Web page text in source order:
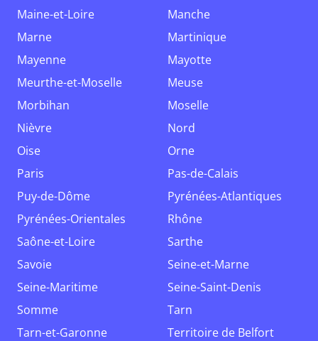
Maine-et-Loire
Manche
Marne
Martinique
Mayenne
Mayotte
Meurthe-et-Moselle
Meuse
Morbihan
Moselle
Nièvre
Nord
Oise
Orne
Paris
Pas-de-Calais
Puy-de-Dôme
Pyrénées-Atlantiques
Pyrénées-Orientales
Rhône
Saône-et-Loire
Sarthe
Savoie
Seine-et-Marne
Seine-Maritime
Seine-Saint-Denis
Somme
Tarn
Tarn-et-Garonne
Territoire de Belfort